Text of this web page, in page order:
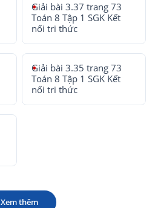
Giải bài 3.37 trang 73
Toán 8 Tập 1 SGK Kết
nối tri thức
Giải bài 3.35 trang 73
Toán 8 Tập 1 SGK Kết
nối tri thức
Xem thêm